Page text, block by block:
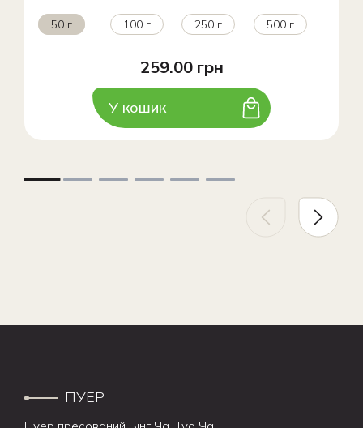
50 г 100 г 250 г 500 г
259.00 грн
У кошик
ПУЕР